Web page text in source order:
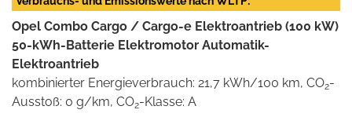
Opel Combo Cargo / Cargo-e Elektroantrieb (100 kW)
50-kWh-Batterie Elektromotor Automatik-
Elektroantrieb
kombinierter Energieverbrauch: 21,7 kWh/100 km, CO2-
Ausstoß: 0 g/km, CO2-Klasse: A